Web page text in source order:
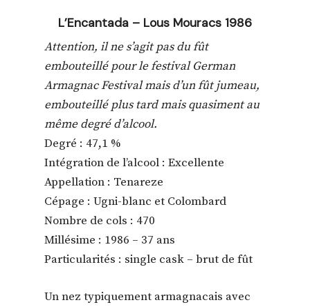
L’Encantada – Lous Mouracs 1986
Attention, il ne s’agit pas du fût
embouteillé pour le festival German
Armagnac Festival mais d’un fût jumeau,
embouteillé plus tard mais quasiment au
même degré d’alcool.
Degré : 47,1 %
Intégration de l’alcool : Excellente
Appellation : Tenareze
Cépage : Ugni-blanc et Colombard
Nombre de cols : 470
Millésime : 1986 – 37 ans
Particularités : single cask – brut de fût
Un nez typiquement armagnacais avec